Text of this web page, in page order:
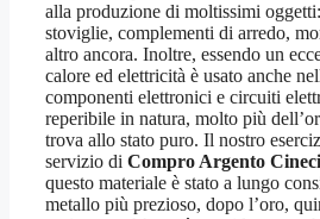
alla produzione di moltissimi
stoviglie, complementi di arredo,
altro ancora. Inoltre, essendo un
calore ed elettricità è usato anche
componenti elettronici e circuiti
reperibile in natura, molto più
trova allo stato puro. Il nostro
servizio di Compro Argento
questo materiale è stato a lungo
metallo più prezioso, dopo l’oro,